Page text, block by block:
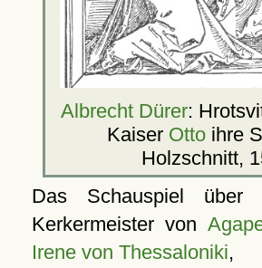
Albrecht Dürer:
Kaiser Otto ihre
Holzschnitt,
Das Schauspiel über
Kerkermeister von
Irene von Thessaloniki,